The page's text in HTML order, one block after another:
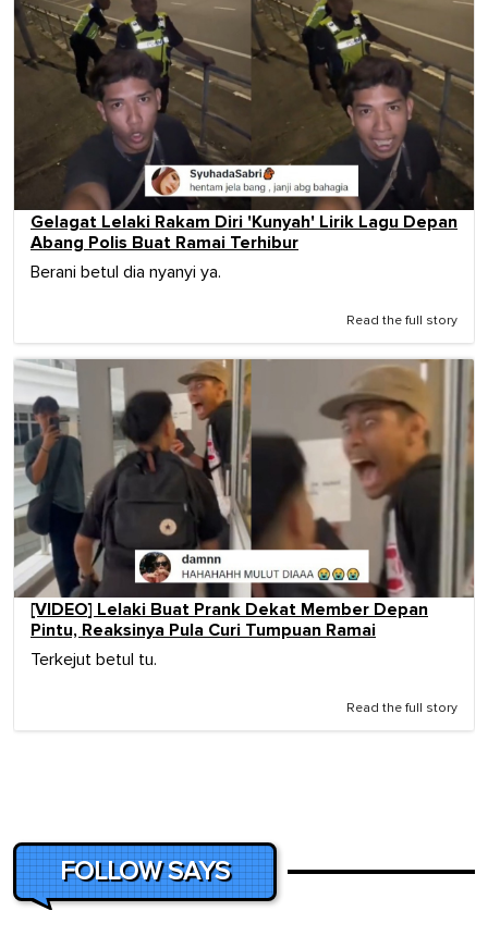
Gelagat Lelaki Rakam Diri 'Kunyah' Lirik Lagu Depan
Abang Polis Buat Ramai Terhibur
Berani betul dia nyanyi ya.
Read the full story
[VIDEO] Lelaki Buat Prank Dekat Member Depan
Pintu, Reaksinya Pula Curi Tumpuan Ramai
Terkejut betul tu.
Read the full story
FOLLOW SAYS